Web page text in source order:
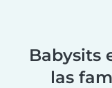
Babysits
las